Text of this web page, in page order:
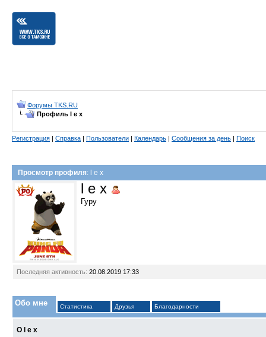
Форумы TKS.RU
Профиль l e x
Регистрация | Справка | Пользователи | Календарь | Сообщения за день | Поиск
Просмотр профиля: l e x
l e x
Гуру
Последняя активность: 20.08.2019 17:33
Обо мне Статистика Друзья Благодарности
О l e x